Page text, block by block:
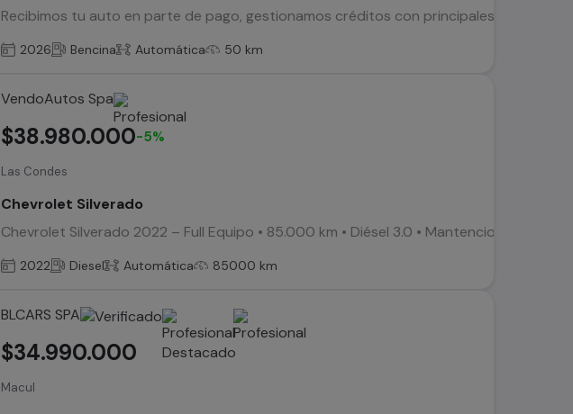
Recibimos tu auto en parte de pago, gestionamos créditos con principales
2026 Bencina Automática 50 km
VendoAutos Spa
Las Condes
Chevrolet Silverado
Chevrolet Silverado 2022 – Full Equipo • 85.000 km • Diésel 3.0 • Mantenciones en
$38.980.000-5%
2022 Diesel Automática 85000 km
BLCARS SPA
Macul
$34.990.000